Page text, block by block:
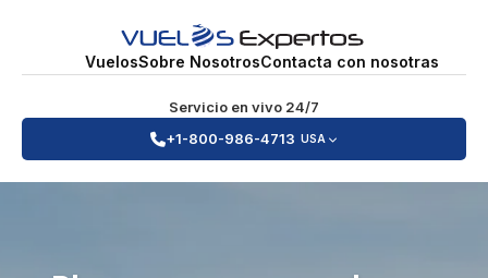
VuelosSobre NosotrosContacta con nosotras
Servicio en vivo 24/7
+1-800-986-4713 USA